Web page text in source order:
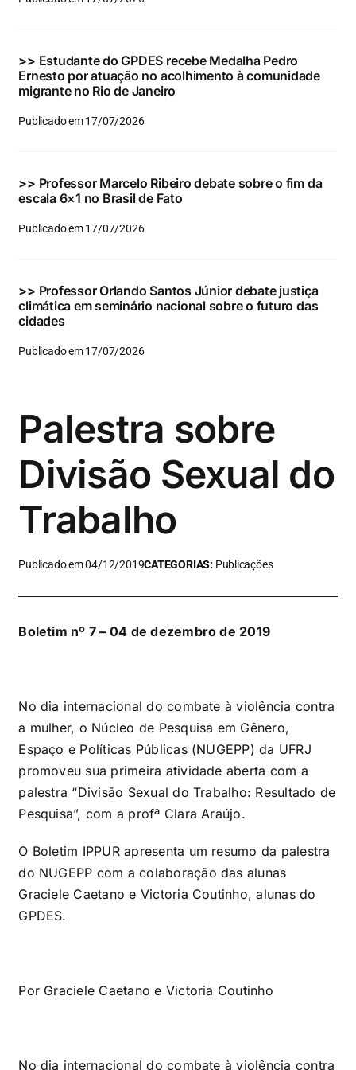
Eventos e Certificados
Buscar
para:
>> Estudante do GPDES recebe Medalha Pedro
Ernesto por atuação no acolhimento à comunidade
migrante no Rio de Janeiro
Publicado em 17/07/2026
>> Professor Marcelo Ribeiro debate sobre o fim da
escala 6×1 no Brasil de Fato
Publicado em 17/07/2026
>> Professor Orlando Santos Júnior debate justiça
climática em seminário nacional sobre o futuro das
cidades
Publicado em 17/07/2026
Palestra sobre
Divisão Sexual do
Trabalho
Publicado em 04/12/2019CATEGORIAS: Publicações
Boletim nº 7 – 04 de dezembro de 2019
No dia internacional do combate à violência contra
a mulher, o Núcleo de Pesquisa em Gênero,
Espaço e Políticas Públicas (NUGEPP) da UFRJ
promoveu sua primeira atividade aberta com a
palestra “Divisão Sexual do Trabalho: Resultado de
Pesquisa”, com a profª Clara Araújo.
O Boletim IPPUR apresenta um resumo da palestra
do NUGEPP com a colaboração das alunas
Graciele Caetano e Victoria Coutinho, alunas do
GPDES.
Por Graciele Caetano e Victoria Coutinho
No dia internacional do combate à violência contra